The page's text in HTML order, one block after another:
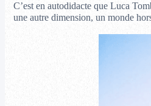
C’est en autodidacte que Luca
une autre dimension, un monde